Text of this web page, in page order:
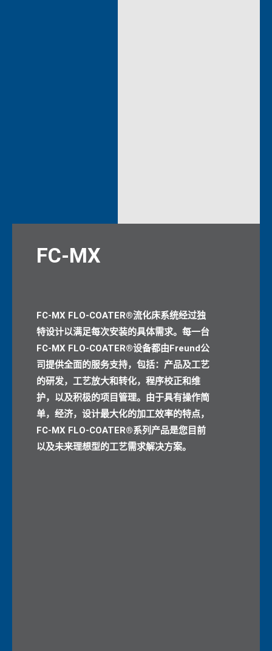
FC-MX
FC-MX FLO-COATER®流化床系统经过独
特设计以满足每次安装的具体需求。每一台
FC-MX FLO-COATER®设备都由Freund公
司提供全面的服务支持，包括：产品及工艺
的研发，工艺放大和转化，程序校正和维
护，以及积极的项目管理。由于具有操作简
单，经济，设计最大化的加工效率的特点，
FC-MX FLO-COATER®系列产品是您目前
以及未来理想型的工艺需求解决方案。